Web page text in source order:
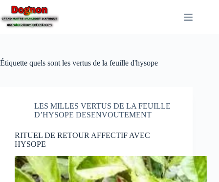
Étiquette quels sont les vertus de la feuille d'hysope
LES MILLES VERTUS DE LA FEUILLE
D’HYSOPE DESENVOUTEMENT
RITUEL DE RETOUR AFFECTIF AVEC
HYSOPE